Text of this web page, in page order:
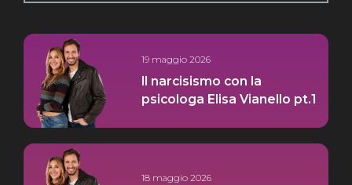
19 maggio 2026
Il narcisismo con la
psicologa Elisa Vianello pt.1
18 maggio 2026